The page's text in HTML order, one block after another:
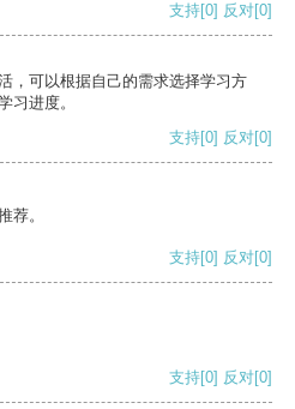
支持[0] 反对[0]
，可以根据自己的需求选择学习方
习进度。
支持[0] 反对[0]
荐。
支持[0] 反对[0]
支持[0] 反对[0]